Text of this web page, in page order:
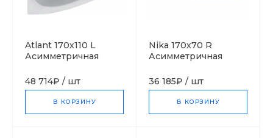
Atlant 170x110 L
Асимметричная
bath (Польша)
48 714₽ / шт
В КОРЗИНУ
Nika 170x70 R
Асимметричная
bath (Польша)
36 185₽ / шт
В КОРЗИНУ